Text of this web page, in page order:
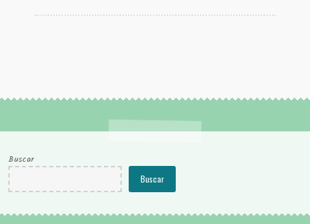
Buscar
Buscar